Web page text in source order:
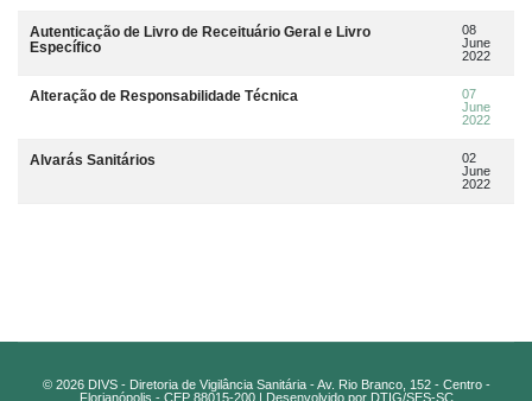
Autenticação de Livro de Receituário Geral e Livro
Específico
08
June
2022
Alteração de Responsabilidade Técnica
07
June
2022
Alvarás Sanitários
02
June
2022
© 2026 DIVS - Diretoria de Vigilância Sanitária - Av. Rio Branco, 152 - Centro -
Florianópolis - CEP 88015-200 | Desenvolvido por DTIG/SES-SC